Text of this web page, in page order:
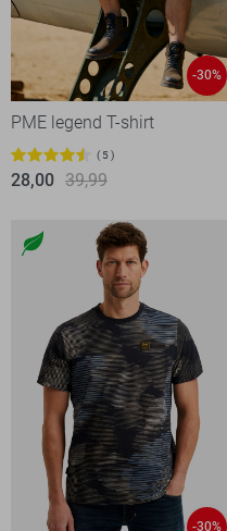
-30%
PME legend T-shirt
5
28,00 39,99
-30%